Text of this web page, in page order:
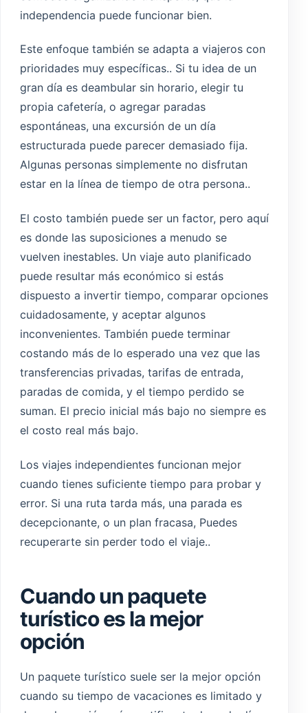
independencia puede funcionar bien.
Este enfoque también se adapta a viajeros con
prioridades muy específicas.. Si tu idea de un
gran día es deambular sin horario, elegir tu
propia cafetería, o agregar paradas
espontáneas, una excursión de un día
estructurada puede parecer demasiado fija.
Algunas personas simplemente no disfrutan
estar en la línea de tiempo de otra persona..
El costo también puede ser un factor, pero aquí
es donde las suposiciones a menudo se
vuelven inestables. Un viaje auto planificado
puede resultar más económico si estás
dispuesto a invertir tiempo, comparar opciones
cuidadosamente, y aceptar algunos
inconvenientes. También puede terminar
costando más de lo esperado una vez que las
transferencias privadas, tarifas de entrada,
paradas de comida, y el tiempo perdido se
suman. El precio inicial más bajo no siempre es
el costo real más bajo.
Los viajes independientes funcionan mejor
cuando tienes suficiente tiempo para probar y
error. Si una ruta tarda más, una parada es
decepcionante, o un plan fracasa, Puedes
recuperarte sin perder todo el viaje..
Cuando un paquete
turístico es la mejor
opción
Un paquete turístico suele ser la mejor opción
cuando su tiempo de vacaciones es limitado y